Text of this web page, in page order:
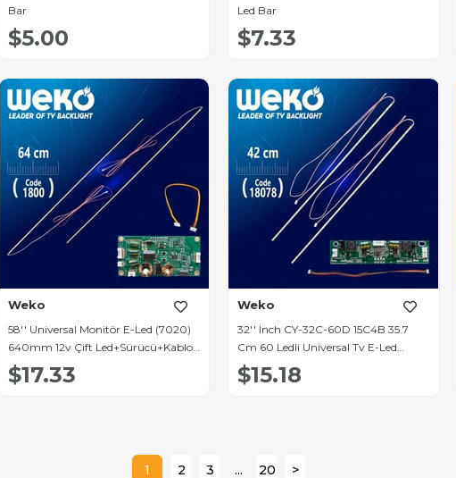
Bar
$5.00
Led Bar
$7.33
Weko
58'' Universal Monitör E-Led (7020)
640mm 12v Çift Led+Sürücü+Kablo
Takım
$17.33
Weko
32'' Inch CY-32C-60D 15C4B 35.7
Cm 60 Ledli Universal Tv E-Led
Takımı
$15.18
1 2 3 ... 20 >